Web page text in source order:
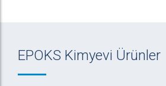
EPOKS Kimyevi Ürünler